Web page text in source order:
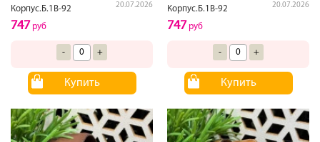
Корпус.Б.1В-92
20.07.2026
747 руб
- +
Купить
Корпус.Б.1В-92
20.07.2026
747 руб
- +
Купить